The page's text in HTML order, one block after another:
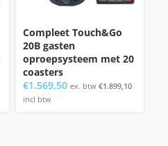
Compleet Touch&Go
20B gasten
oproepsysteem met 20
coasters
€1.569,50 ex. btw €1.899,10
incl btw